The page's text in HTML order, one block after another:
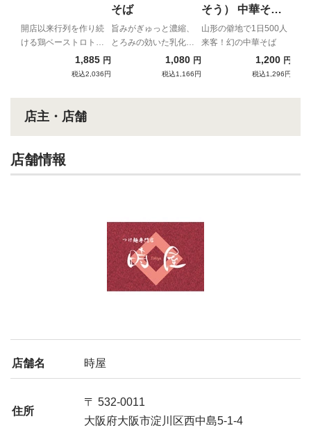
開店以来行列を作り続
ける鶏ベーストロトロ
1,885 円
税込2,036円
そば
旨みがぎゅっと濃縮、
とろみの効いた乳化ス
ープと自家製極太麺の
強烈濃厚コンビネーシ
1,080 円
税込1,166円
そう） 中華そば
（あっさり）
山形の僻地で1日500人
来客！幻の中華そば
1,200 円
税込1,296円
店主・店舗
店舗情報
店舗名 時屋
住所
〒 532-0011
大阪府大阪市淀川区西中島5-1-4